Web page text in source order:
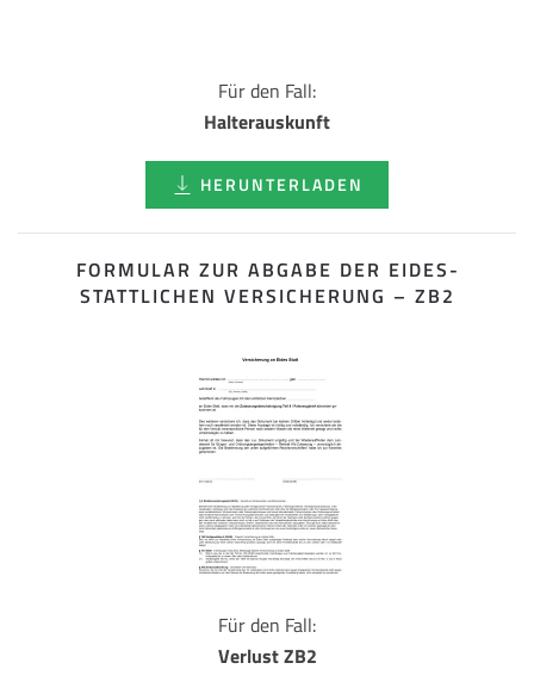
Für den Fall:
Halterauskunft
HERUNTERLADEN
FORMULAR ZUR ABGABE DER EIDES­
STATTLICHEN VERSICHERUNG – ZB2
Für den Fall:
Verlust ZB2